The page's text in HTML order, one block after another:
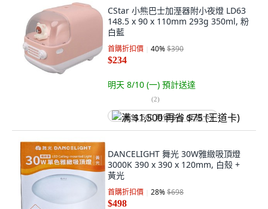
CStar 小熊巴士加溼器附小夜燈 LD63
148.5 x 90 x 110mm 293g 350ml, 粉
白藍
首購折扣價 40%$390
$234
明天 8/10 (一) 預計送達
(2)
满 $1,500 再省 $75 (王道卡)
DANCELIGHT 舞光 30W雅緻吸頂燈
3000K 390 x 390 x 120mm, 白殼 +
黃光
首購折扣價 28%$698
$498